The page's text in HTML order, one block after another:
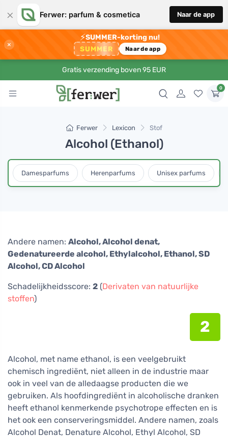
× Ferwer: parfum & cosmetica Naar de app
×
⚡SUMMER-korting nu!
SUMMER Naar de app
Gratis verzending boven 95 EUR
0
Ferwer Lexicon Stof
Alcohol (Ethanol)
Damesparfums Herenparfums Unisex parfums
Andere namen: Alcohol, Alcohol denat,
Gedenatureerde alcohol, Ethylalcohol, Ethanol, SD
Alcohol, CD Alcohol
Schadelijkheidsscore: 2 (Derivaten van natuurlijke
stoffen)
2
Alcohol, met name ethanol, is een veelgebruikt
chemisch ingrediënt, niet alleen in de industrie maar
ook in veel van de alledaagse producten die we
gebruiken. Als hoofdingrediënt in alcoholische dranken
heeft ethanol kenmerkende psychotrope effecten en is
het ook een conserveringsmiddel. Andere namen, zoals
Alcohol Denat, Denature Alcohol, Ethyl Alcohol, SD